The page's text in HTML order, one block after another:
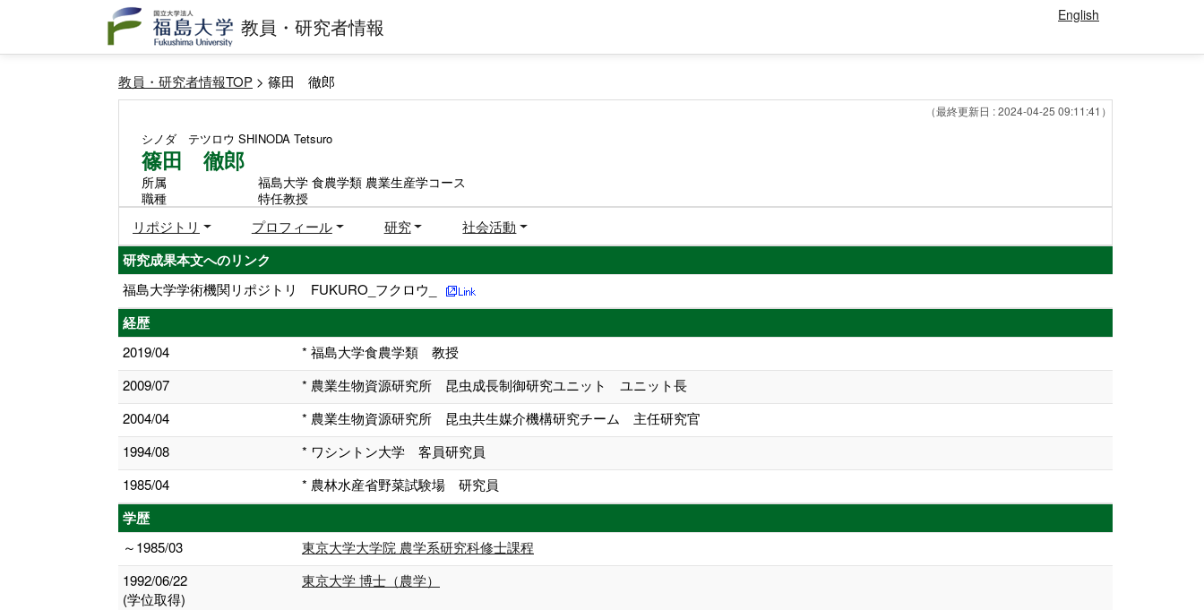
教員・研究者情報 English
教員・研究者情報TOP > 篠田 徹郎
（最終更新日 : 2024-04-25 09:11:41）
シノダ テツロウ SHINODA Tetsuro
篠田 徹郎
所属
福島大学 食農学類 農業生産学コース
職種
特任教授
リポジトリ プロフィール 研究 社会活動
研究成果本文へのリンク
福島大学学術機関リポジトリ FUKURO_フクロウ_
経歴
2019/04
* 福島大学食農学類 教授
2009/07
* 農業生物資源研究所 昆虫成長制御研究ユニット ユニット長
2004/04
* 農業生物資源研究所 昆虫共生媒介機構研究チーム 主任研究官
1994/08
* ワシントン大学 客員研究員
1985/04
* 農林水産省野菜試験場 研究員
学歴
～1985/03
東京大学大学院 農学系研究科修士課程
1992/06/22
(学位取得)
東京大学 博士（農学）